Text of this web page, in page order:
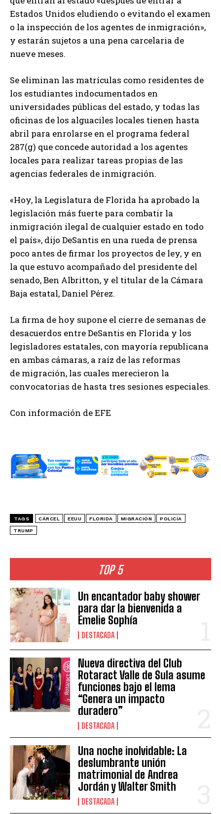
TOP 5
Un encantador baby shower
para dar la bienvenida a
Emelie Sophía
DESTACADA
Nueva directiva del Club
Rotaract Valle de Sula asume
funciones bajo el lema
“Genera un impacto
duradero”
DESTACADA
Una noche inolvidable: La
deslumbrante unión
matrimonial de Andrea
Jordán y Walter Smith
DESTACADA
Estados Unidos eludiendo o evitando el examen
o la inspección de los agentes de inmigración»,
y estarán sujetos a una pena carcelaria de
nueve meses.
Se eliminan las matrículas como residentes de
los estudiantes indocumentados en
universidades públicas del estado, y todas las
oficinas de los alguaciles locales tienen hasta
abril para enrolarse en el programa federal
287(g) que concede autoridad a los agentes
locales para realizar tareas propias de las
agencias federales de inmigración.
«Hoy, la Legislatura de Florida ha aprobado la
legislación más fuerte para combatir la
inmigración ilegal de cualquier estado en todo
el país», dijo DeSantis en una rueda de prensa
poco antes de firmar los proyectos de ley, y en
la que estuvo acompañado del presidente del
senado, Ben Albritton, y el titular de la Cámara
Baja estatal, Daniel Pérez.
La firma de hoy supone el cierre de semanas de
desacuerdos entre DeSantis en Florida y los
legisladores estatales, con mayoría republicana
en ambas cámaras, a raíz de las reformas
de migración, las cuales merecieron la
convocatorias de hasta tres sesiones especiales.
Con información de EFE
TAGS CÁRCEL EEUU FLORIDA MIGRACIÓN POLICÍA
TRUMP